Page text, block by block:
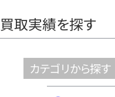
買取実績を探す
カテゴリから探す